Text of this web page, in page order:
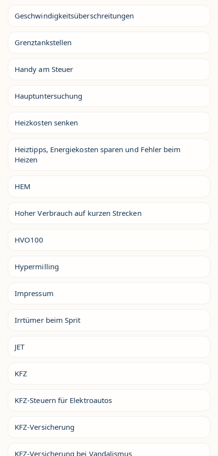
Geschwindigkeitsüberschreitungen
Grenztankstellen
Handy am Steuer
Hauptuntersuchung
Heizkosten senken
Heiztipps, Energiekosten sparen und Fehler beim
Heizen
HEM
Hoher Verbrauch auf kurzen Strecken
HVO100
Hypermilling
Impressum
Irrtümer beim Sprit
JET
KFZ
KFZ-Steuern für Elektroautos
KFZ-Versicherung
KFZ-Versicherung bei Vandalismus